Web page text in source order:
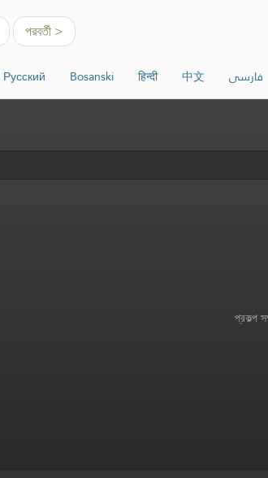
পরবর্তী >
Русский Bosanski हिन्दी 中文 فارسی
প্রকল্প